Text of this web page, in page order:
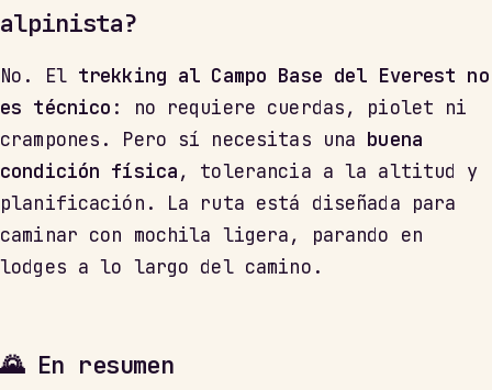
alpinista?
No. El trekking al Campo Base del Everest no
es técnico : no requiere cuerdas, piolet ni
crampones. Pero sí necesitas una buena
condición física, tolerancia a la altitud y
planificación. La ruta está diseñada para
caminar con mochila ligera, parando en
lodges a lo largo del camino.
🌄 En resumen